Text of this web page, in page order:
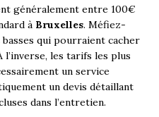
généralement entre 100€
à Bruxelles. Méfiez-
qui pourraient cacher
les tarifs les plus
un service
un devis détaillant
dans l’entretien.